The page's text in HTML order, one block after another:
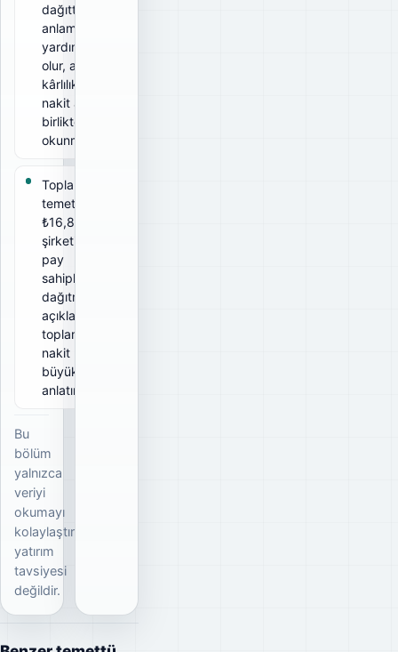
dağıttığını
anlamaya
yardımcı
olur, ancak
kârlılık ve
nakit akışıyla
birlikte
okunmalıdır.
Toplam brüt
temettü
₺16,8 Mn;
şirketin tüm
pay
sahiplerine
dağıtmayı
açıkladığı
toplam brüt
nakit
büyüklüğünü
anlatır.
Bu
bölüm
yalnızca
veriyi
okumayı
kolaylaştırır;
yatırım
tavsiyesi
değildir.